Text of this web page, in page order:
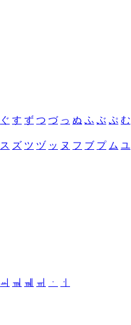
ぐ す ず つ づ っ ぬ ふ ぶ ぷ む
ス ズ ツ ヅ ッ ヌ フ ブ プ ム ユ
ㆉ ㆊ ㆋ ㆌ ㆍ
ㆎ